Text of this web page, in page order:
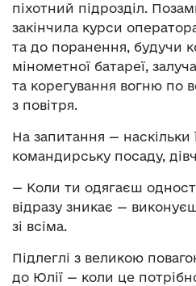
піхотний підрозділ.
закінчила курси
та до поранення, будучи
мінометної батареї,
та корегування вогню по
з повітря.
На запитання — наскільки
командирську посаду,
— Коли ти одягаєш
відразу зникає —
зі всіма.
Підлеглі з великою
до Юлії — коли це